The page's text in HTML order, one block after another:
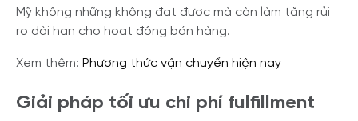
Mỹ không những không đạt được mà còn làm tăng rủi
ro dài hạn cho hoạt động bán hàng.
Xem thêm: Phương thức vận chuyển hiện nay
Giải pháp tối ưu chi phí fulfillment